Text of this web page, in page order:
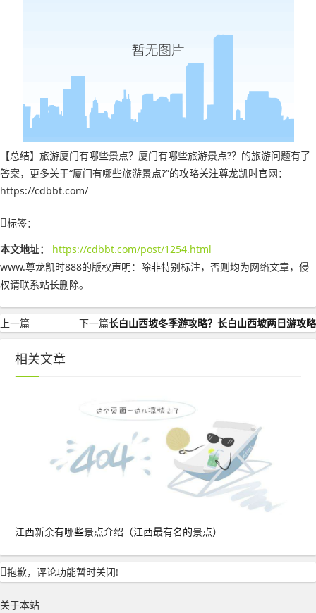
【总结】旅游厦门有哪些景点？厦门有哪些旅游景点?？的旅游问题有了
答案，更多关于“厦门有哪些旅游景点?”的攻略关注尊龙凯时官网：
https://cdbbt.com/
标签：
本文地址：
https://cdbbt.com/post/1254.html
www.尊龙凯时888的版权声明： 除非特别标注，否则均为网络文章，侵
权请联系站长删除。
上一篇 下一篇长白山西坡冬季游攻略？长白山西坡两日游攻略
相关文章
江西新余有哪些景点介绍（江西最有名的景点）
抱歉，评论功能暂时关闭!
关于本站